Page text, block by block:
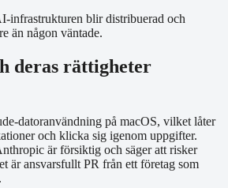
infrastrukturen blir distribuerad och
än någon väntade.
deras rättigheter
datoranvändning på macOS, vilket låter
och klicka sig igenom uppgifter.
är försiktig och säger att risker
är ansvarsfullt PR från ett företag som